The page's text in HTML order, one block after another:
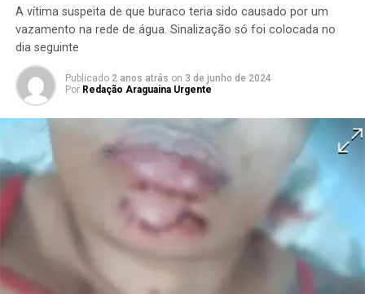
A vítima suspeita de que buraco teria sido causado por um
vazamento na rede de água. Sinalização só foi colocada no
dia seguinte
Publicado 2 anos atrás on 3 de junho de 2024
Por Redação Araguaina Urgente